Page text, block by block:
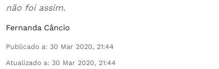
não foi assim.
Fernanda Câncio
Publicado a: 30 Mar 2020, 21:44
Atualizado a: 30 Mar 2020, 21:44